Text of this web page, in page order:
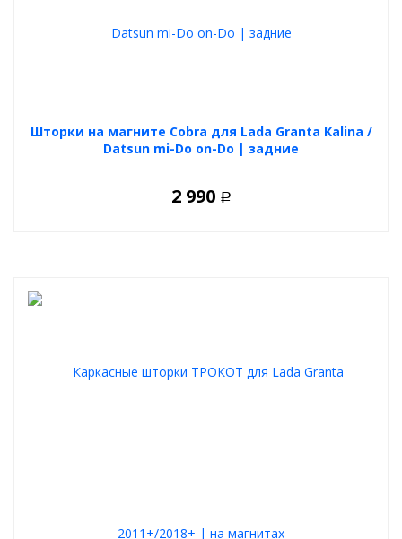
Шторки на магните Cobra для Lada Granta Kalina /
Datsun mi-Do on-Do | задние
2 990 Р